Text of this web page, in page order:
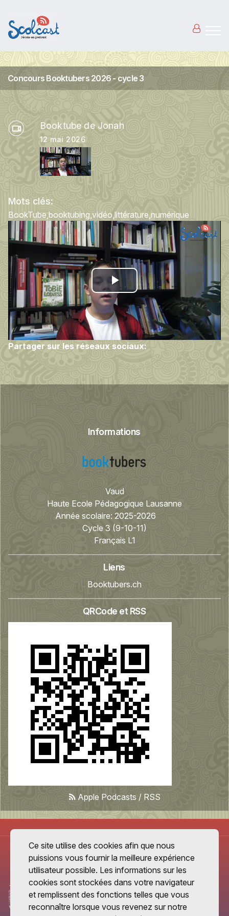
Concours Booktubers 2026 - cycle 3
Booktube de Jonah
12 mai 2026
Mots clés:
BookTube booktubing vidéo littérature numérique
Play
Video
Partager sur les réseaux sociaux:
Informations
Vaud
Haute Ecole Pédagogique Lausanne
Année scolaire: 2025-2026
Cycle 3 (9-10-11)
Français L1
Liens
Booktubers.ch
QRCode et RSS
Apple Podcasts / RSS
Ce site utilise des cookies afin que nous
puissions vous fournir la meilleure expérience
utilisateur possible. Les informations sur les
cookies sont stockées dans votre navigateur
et remplissent des fonctions telles que vous
reconnaître lorsque vous revenez sur notre